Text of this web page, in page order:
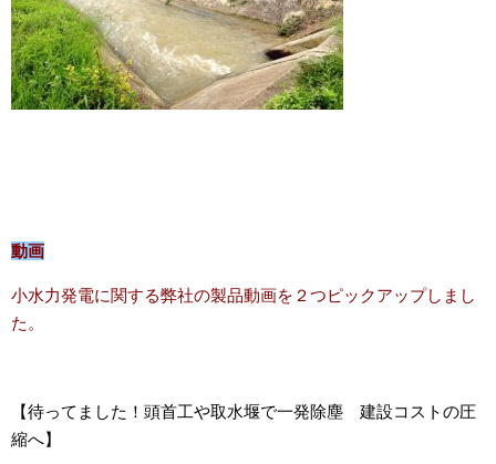
動画
小水力発電に関する弊社の製品動画を２つピックアップしまし
た。
【待ってました！頭首工や取水堰で一発除塵 建設コストの圧
縮へ】